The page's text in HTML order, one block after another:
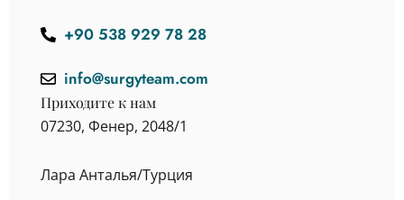
+90 538 929 78 28
info@surgyteam.com
Приходите к нам
07230, Фенер, 2048/1
Лара Анталья/Турция